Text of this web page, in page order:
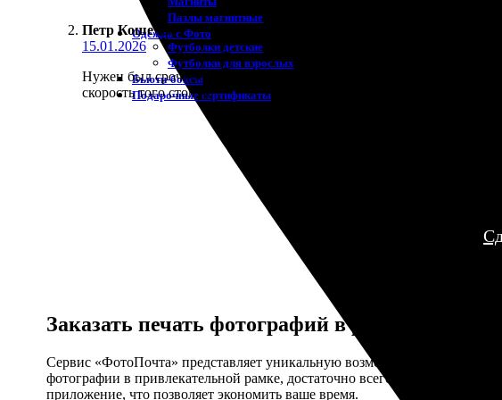
Пазлы магнитные
Одежда с Фото
Футболки детские
Футболки для взрослых
Бьюти-боксы
Подарочные сертификаты
Петр Кошелев :
15.01.2026
Нужен был срочно паспорт фото. Снялся на телефон, загрузил в
скорость того стоила.
Заказать печать фотографий в рамке 30х30
Сервис «ФотоПочта» представляет уникальную возможность заказать
фотографии в привлекательной рамке, достаточно всего лишь доступа
приложение, что позволяет экономить ваше время.